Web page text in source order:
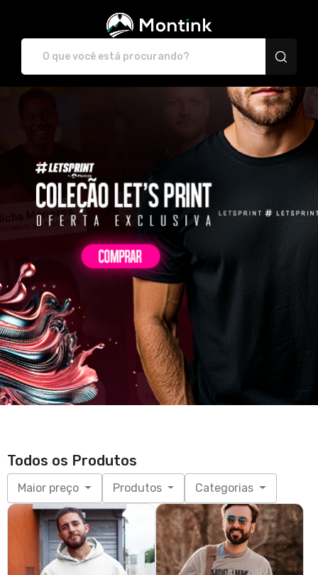
Todos os Produtos
Maior preço Produtos Categorias